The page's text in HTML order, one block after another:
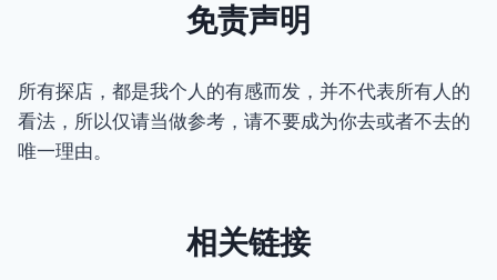
免责声明
所有探店，都是我个人的有感而发，并不代表所有人的
看法，所以仅请当做参考，请不要成为你去或者不去的
唯一理由。
相关链接